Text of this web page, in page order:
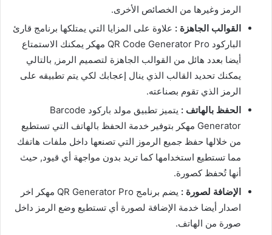
الرمز وغيرها من الخصائص الأخرى.
القوالب الجاهزة : علاوة على المزايا التي يمتلكها برنامج قارئ
الباركود QR Code Generator Pro مهكر يمكنك الاستمتاع
أيضا بعدد هائل من القوالب الجاهزة لتصميم الرمز, بالتالي
يمكنك تحديد القالب الذي ينال إعجابك لكي يتم تطبيقه على
الرمز الذي تقوم بصناعته.
الحفظ بالهاتف :
يتميز تطبيق مولد باركود Barcode
Generator مهكر بتوفير خدمة الحفظ بالهاتف التي تستطيع
من خلالها حفظ جميع الرموز التي تصنعها داخل ملفات هاتفك
مما تستطيع استخدامها كما تريد بدون مواجهة أي قيود, حيث
أنها تُحفظ كصورة.
الإضافة لصورة :
يضم برنامج QR Generator Pro مهكر اخر
اصدار أيضا خدمة الإضافة لصورة أي تستطيع وضع الرمز داخل
صورة من الهاتف.